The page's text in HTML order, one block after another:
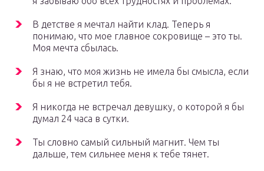
В детстве я мечтал найти клад. Теперь я
понимаю, что мое главное сокровище – это ты.
Моя мечта сбылась.
Я знаю, что моя жизнь не имела бы смысла, если
бы я не встретил тебя.
Я никогда не встречал девушку, о которой я бы
думал 24 часа в сутки.
Ты словно самый сильный магнит. Чем ты
дальше, тем сильнее меня к тебе тянет.